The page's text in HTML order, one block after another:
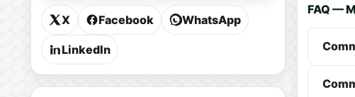
X Facebook WhatsApp
LinkedIn
FAQ —